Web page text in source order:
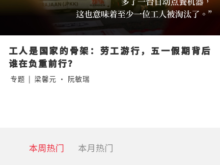
工人是国家的骨架：劳工游行，五一假期背后
谁在负重前行？
专题 | 梁馨元 · 阮敏瑞
本周热门 本月热门